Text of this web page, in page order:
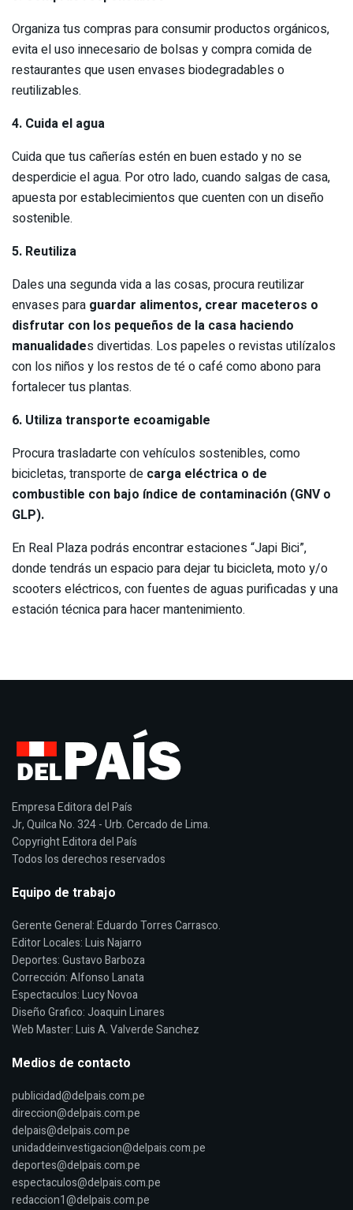
Organiza tus compras para consumir productos orgánicos,
evita el uso innecesario de bolsas y compra comida de
restaurantes que usen envases biodegradables o
reutilizables.
4. Cuida el agua
Cuida que tus cañerías estén en buen estado y no se
desperdicie el agua. Por otro lado, cuando salgas de casa,
apuesta por establecimientos que cuenten con un diseño
sostenible.
5. Reutiliza
Dales una segunda vida a las cosas, procura reutilizar
envases para guardar alimentos, crear maceteros o
disfrutar con los pequeños de la casa haciendo
manualidades divertidas. Los papeles o revistas utilízalos
con los niños y los restos de té o café como abono para
fortalecer tus plantas.
6. Utiliza transporte ecoamigable
Procura trasladarte con vehículos sostenibles, como
bicicletas, transporte de carga eléctrica o de
combustible con bajo índice de contaminación (GNV o
GLP).
En Real Plaza podrás encontrar estaciones “Japi Bici”,
donde tendrás un espacio para dejar tu bicicleta, moto y/o
scooters eléctricos, con fuentes de aguas purificadas y una
estación técnica para hacer mantenimiento.
Empresa Editora del País
Jr, Quilca No. 324 - Urb. Cercado de Lima.
Copyright Editora del País
Todos los derechos reservados
Equipo de trabajo
Gerente General: Eduardo Torres Carrasco.
Editor Locales: Luis Najarro
Deportes: Gustavo Barboza
Corrección: Alfonso Lanata
Espectaculos: Lucy Novoa
Diseño Grafico: Joaquin Linares
Web Master: Luis A. Valverde Sanchez
Medios de contacto
publicidad@delpais.com.pe
direccion@delpais.com.pe
delpais@delpais.com.pe
unidaddeinvestigacion@delpais.com.pe
deportes@delpais.com.pe
espectaculos@delpais.com.pe
redaccion1@delpais.com.pe